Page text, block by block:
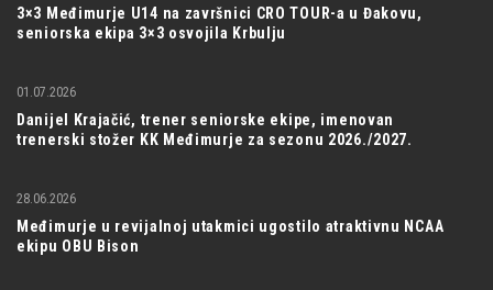
3×3 Međimurje U14 na završnici CRO TOUR-a u Đakovu,
seniorska ekipa 3×3 osvojila Krbulju
Danijel Krajačić, trener seniorske ekipe, imenovan
trenerski stožer KK Međimurje za sezonu 2026./2027.
01.07.2026
Međimurje u revijalnoj utakmici ugostilo atraktivnu NCAA
ekipu OBU Bison
28.06.2026